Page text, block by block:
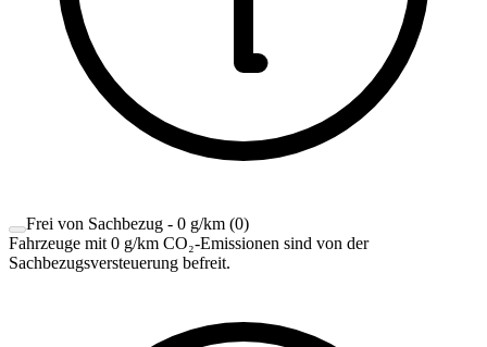
Frei von Sachbezug - 0 g/km (0)
Fahrzeuge mit 0 g/km CO₂-Emissionen sind von der
Sachbezugsversteuerung befreit.